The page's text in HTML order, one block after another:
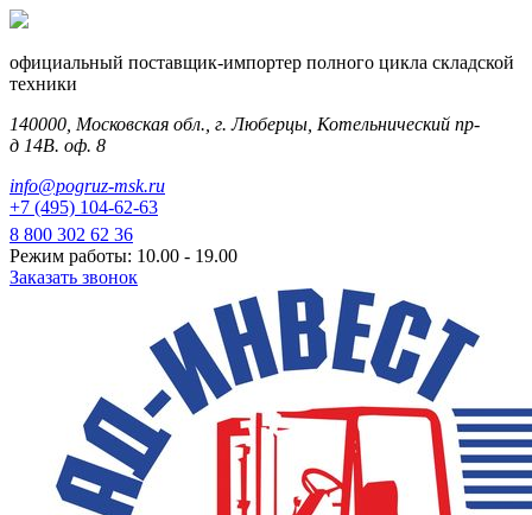
официальный поставщик-импортер полного цикла складской
техники
140000, Московская обл., г. Люберцы, Котельнический пр-
д 14В. оф. 8
info@pogruz-msk.ru
+7 (495) 104-62-63
8 800 302 62 36
Режим работы: 10.00 - 19.00
Заказать звонок